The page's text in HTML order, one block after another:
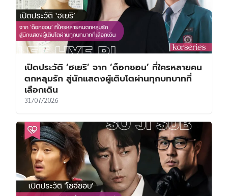
เปิดประวัติ ‘ฮเยริ’ จาก ‘ด็อกซอน’ ที่ใครหลายคน
ตกหลุมรัก สู่นักแสดงผู้เติบโตผ่านทุกบทบาทที่
เลือกเดิน
31/07/2026